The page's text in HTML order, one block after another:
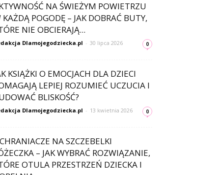
NA ŚWIEŻYM POWIETRZU
KAŻDĄ POGODĘ – JAK DOBRAĆ BUTY,
NIE OBCIERAJĄ...
Dlamojegodziecka.pl - 30 lipca 2026 0
KSIĄŻKI O EMOCJACH DLA DZIECI
LEPIEJ ROZUMIEĆ UCZUCIA I
BLISKOŚĆ?
Dlamojegodziecka.pl - 13 kwietnia 2026 0
NA SZCZEBELKI
– JAK WYBRAĆ ROZWIĄZANIE,
OTULA PRZESTRZEŃ DZIECKA I